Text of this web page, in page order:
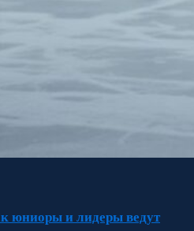
юниоры и лидеры ведут